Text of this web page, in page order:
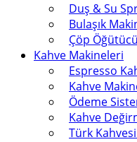
Duş & Su
Bulaşık
Çöp
Kahve Makineleri
Espresso
Kahve
Ödeme
Kahve
Türk